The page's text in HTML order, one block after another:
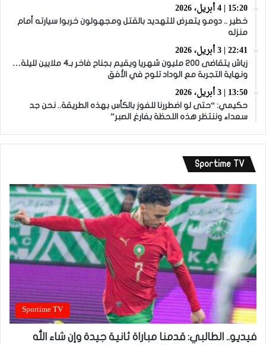
15:20 | 4 أبريل، 2026
خطير .. دومو يتعرض للتهديد بالقتل ومجهولون خربوا سيارته أمام
منزله
22:41 | 3 أبريل، 2026
زياش يتقاضى 200 مليون شهريا ويقيم بجناح فاخر بـ4 ملايين لليلة…
ونهاية التجربة مع الوداد تلوح في الأفق
13:50 | 3 أبريل، 2026
حكيمي: “حتى لو اضطررنا للفوز بالكأس بهذه الطريقة.. نحن جد
سعداء وننتظر هذه اللحظة بفارغ الصبر”
Sportime TV
Sportime TV
فيديو.. الطالبي: قدمنا مباراة ثانية جيدة وإن شاء الله